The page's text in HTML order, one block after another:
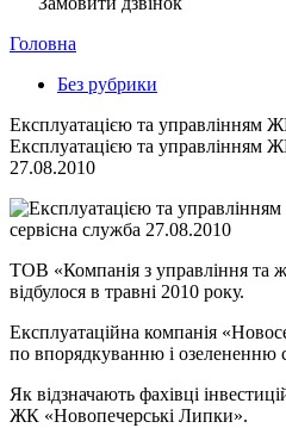
Головна
Без рубрики
Експлуатацією та управлінням
Експлуатацією та управлінням
27.08.2010
сервісна служба 27.08.2010
ТОВ «Компанія з управління та
відбулося в травні 2010 року.
Експлуатаційна компанія
по впорядкуванню і озелененню
Як відзначають фахівці
ЖК «Новопечерські Липки».